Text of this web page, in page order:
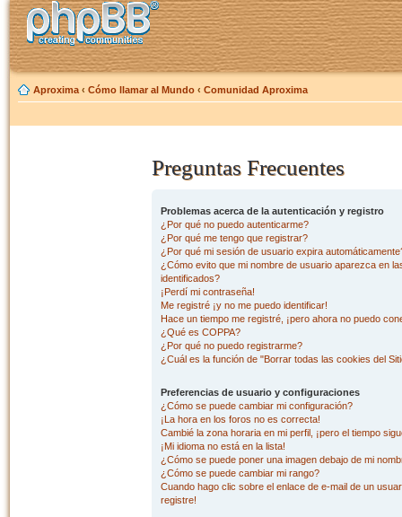
Aproxima ‹ Cómo llamar al Mundo ‹ Comunidad Aproxima
Preguntas Frecuentes
Problemas acerca de la autenticación y registro
¿Por qué no puedo autenticarme?
¿Por qué me tengo que registrar?
¿Por qué mi sesión de usuario expira
¿Cómo evito que mi nombre de usuario aparezca en
identificados?
¡Perdí mi contraseña!
Me registré ¡y no me puedo identificar!
Hace un tiempo me registré, ¡pero ahora no puedo
¿Qué es COPPA?
¿Por qué no puedo registrarme?
¿Cuál es la función de "Borrar todas las cookies del
Preferencias de usuario y configuraciones
¿Cómo se puede cambiar mi configuración?
¡La hora en los foros no es correcta!
Cambié la zona horaria en mi perfil, ¡pero el tiempo
¡Mi idioma no está en la lista!
¿Cómo se puede poner una imagen debajo de mi
¿Cómo se puede cambiar mi rango?
Cuando hago clic sobre el enlace de e-mail de un
registre!